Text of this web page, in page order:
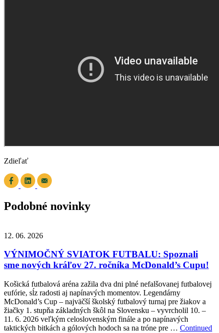
Zdieľať
Podobné novinky
12. 06. 2026
VÝNIMOČNÝ SVIATOK FUTBALU: Spoznali
sme nových kráľov 27. ročníka McDonald’s Cupu!
Košická futbalová aréna zažila dva dni plné nefalšovanej futbalovej
eufórie, sĺz radosti aj napínavých momentov. Legendárny
McDonald’s Cup – najväčší školský futbalový turnaj pre žiakov a
žiačky 1. stupňa základných škôl na Slovensku – vyvrcholil 10. –
11. 6. 2026 veľkým celoslovenským finále a po napínavých
taktických bitkách a gólových hodoch sa na tróne pre … Continued